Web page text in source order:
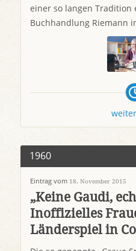
einer so langen Tradition
Buchhandlung Riemann
1960
Eintrag vom 18. November 2015
„Keine Gaudi,
Inoffizielles
Länderspiel in